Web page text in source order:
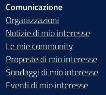
Comunicazione
Organizzazioni
Notizie di mio interesse
Le mie community
Proposte di mio interesse
Sondaggi di mio interesse
Eventi di mio interesse